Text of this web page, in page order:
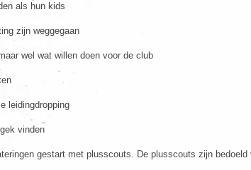
als hun kids
zijn weggegaan
wel wat willen doen voor de club
leidingdropping
vinden
gestart met plusscouts. De plusscouts zijn